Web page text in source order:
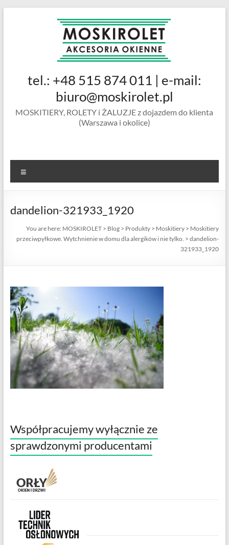
MOSKIROLET
siatki na
okienne |
ramkowe i
drzwiowe
tel.: +48 515 874 011 | e-mail:
biuro@moskirolet.pl
MOSKITIERY, ROLETY i ŻALUZJE z dojazdem do klienta
(Warszawa i okolice)
dandelion-321933_1920
You are here: MOSKIROLET > Blog > Produkty > Moskitiery > Moskitiery
przeciwpyłkowe. Wytchnienie w domu dla alergików i nie tylko. >dandelion-
321933_1920
Współpracujemy wyłącznie ze
sprawdzonymi producentami